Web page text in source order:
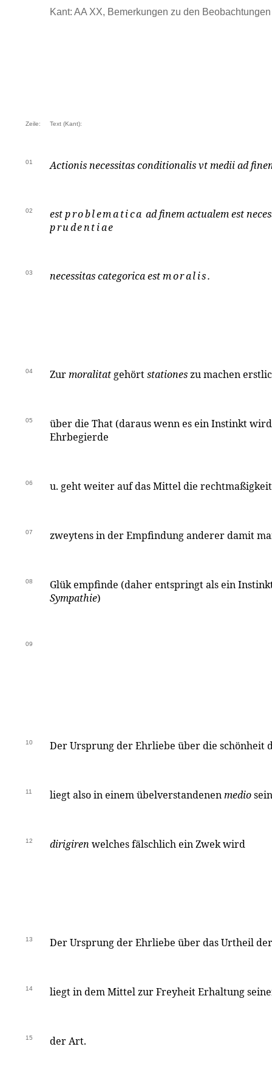
Kant: AA XX, Bemerkungen zu den
Zeile: Text (Kant):
01 Actionis necessitas conditionalis vt medii ad
02 estproblematica ad finem actualem est
prudentiae
03 necessitas categorica estmoralis.
04 Zurmoralitat gehörtstationeszu machen
05
über die That (daraus wenn es ein Instinkt
Ehrbegierde
06 u. geht weiter auf das Mittel die
07 zweytens in der Empfindung anderer damit
08
Glük empfinde (daher entspringt als ein
Sympathie)
09
10 Der Ursprung der Ehrliebe über die schönheit
11 liegt also in einem übelverstandenenmedio
12 dirigiren welches fälschlich ein Zwek wird
13 Der Ursprung der Ehrliebe über das Urtheil
14 liegt in dem Mittel zur Freyheit Erhaltung
15 der Art.